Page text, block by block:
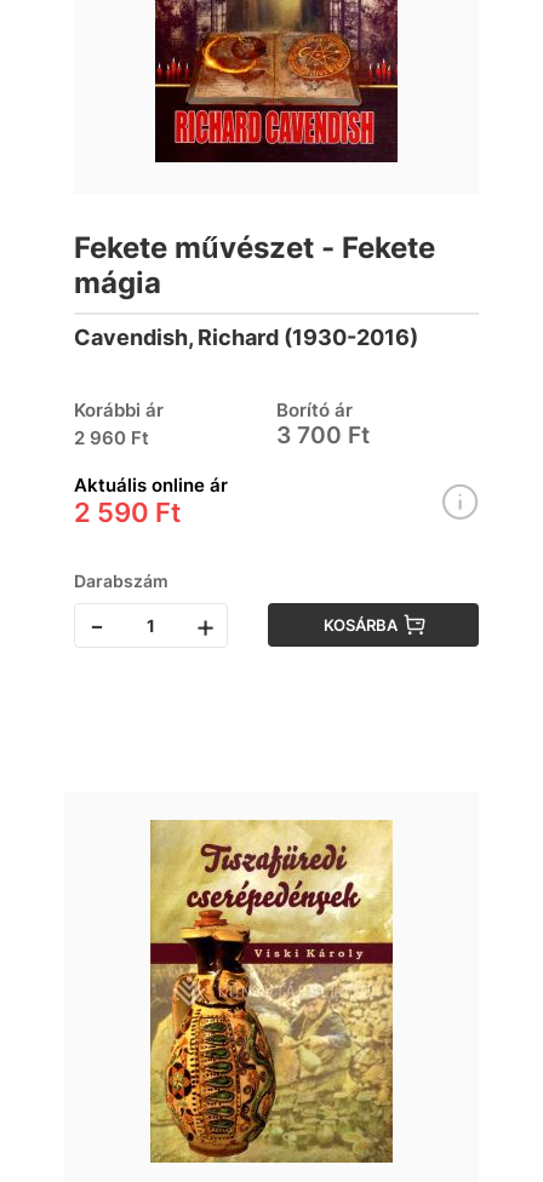
Fekete művészet - Fekete
mágia
Cavendish, Richard (1930-2016)
Korábbi ár
2 960 Ft
Borító ár
3 700 Ft
Aktuális online ár
2 590 Ft
Darabszám
- + KOSÁRBA